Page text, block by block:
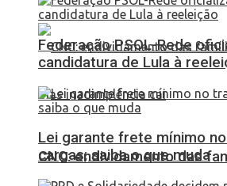
CNC: endividamento das
Federação PSOL-Rede
candidatura de Lula à
Lei garante frete mínimo
cargas; saiba o que muda